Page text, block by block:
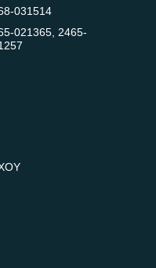
031514
021365, 2465-